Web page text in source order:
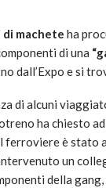
di machete ha
di una
dall’Expo e si
di alcuni
ha chiesto
ferroviere è stato
un
della
tagliaerba:
per il
1 anno ago